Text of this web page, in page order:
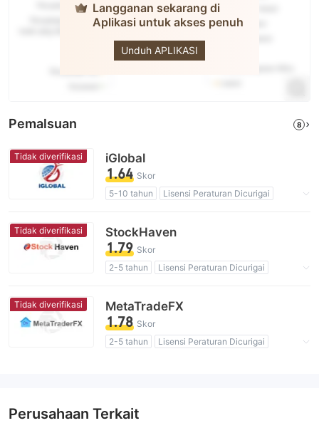
Langganan sekarang di
Aplikasi untuk akses penuh
Unduh APLIKASI
Mitrade
Pemalsuan 8
Tidak diverifikasi iGlobal
1.64 Skor
5-10 tahun
Lisensi Peraturan Dicurigai
Potensi risiko tinggi
Tidak diverifikasi StockHaven
1.79 Skor
2-5 tahun
Lisensi Peraturan Dicurigai
Potensi risiko tinggi
Tidak diverifikasi MetaTradeFX
1.78 Skor
2-5 tahun
Lisensi Peraturan Dicurigai
Perusahaan Terkait